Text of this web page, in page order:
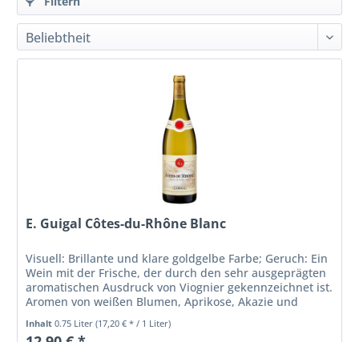
E. Guigal Côtes-du-Rhône Blanc
Visuell: Brillante und klare goldgelbe Farbe; Geruch: Ein
Wein mit der Frische, der durch den sehr ausgeprägten
aromatischen Ausdruck von Viognier gekennzeichnet ist.
Aromen von weißen Blumen, Aprikose, Akazie und
weißem Pfirsich;...
Inhalt0.75 Liter(17,20 € * / 1 Liter)